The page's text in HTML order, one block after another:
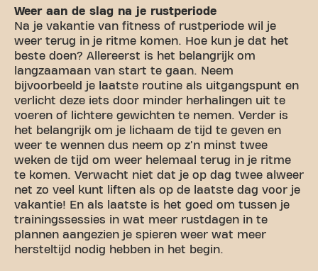
Weer aan de slag na je rustperiode
Na je vakantie van fitness of rustperiode wil je
weer terug in je ritme komen. Hoe kun je dat het
beste doen? Allereerst is het belangrijk om
langzaamaan van start te gaan. Neem
bijvoorbeeld je laatste routine als uitgangspunt en
verlicht deze iets door minder herhalingen uit te
voeren of lichtere gewichten te nemen. Verder is
het belangrijk om je lichaam de tijd te geven en
weer te wennen dus neem op z'n minst twee
weken de tijd om weer helemaal terug in je ritme
te komen. Verwacht niet dat je op dag twee alweer
net zo veel kunt liften als op de laatste dag voor je
vakantie! En als laatste is het goed om tussen je
trainingssessies in wat meer rustdagen in te
plannen aangezien je spieren weer wat meer
hersteltijd nodig hebben in het begin.